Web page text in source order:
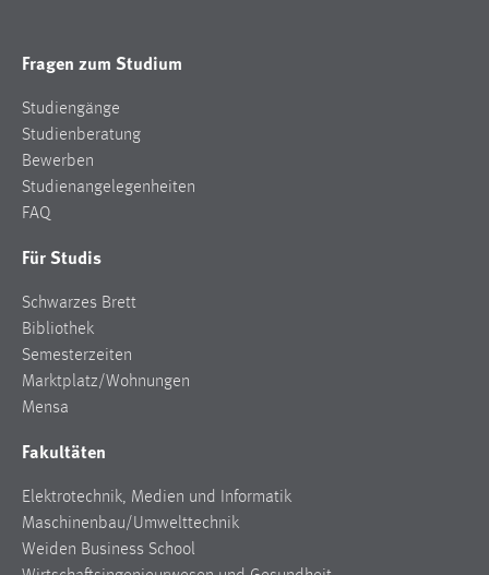
Fragen zum Studium
Studiengänge
Studienberatung
Bewerben
Studienangelegenheiten
FAQ
Für Studis
Schwarzes Brett
Bibliothek
Semesterzeiten
Marktplatz/Wohnungen
Mensa
Fakultäten
Elektrotechnik, Medien und Informatik
Maschinenbau/Umwelttechnik
Weiden Business School